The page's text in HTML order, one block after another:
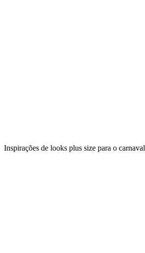
Inspirações de looks plus size para o carnaval